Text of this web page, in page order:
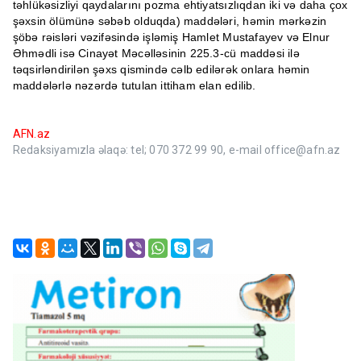
təhlükəsizliyi qaydalarını pozma ehtiyatsızlıqdan iki və daha çox
şəxsin ölümünə səbəb olduqda) maddələri, həmin mərkəzin
şöbə rəisləri vəzifəsində işləmiş Hamlet Mustafayev və Elnur
Əhmədli isə Cinayət Məcəlləsinin 225.3-cü maddəsi ilə
təqsirləndirilən şəxs qismində cəlb edilərək onlara həmin
maddələrlə nəzərdə tutulan ittiham elan edilib.
AFN.az
Redaksiyamızla əlaqə: tel; 070 372 99 90, e-mail office@afn.az